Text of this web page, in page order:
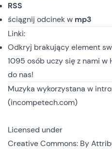
RSS
ściągnij odcinekw mp3
Linki:
Odkryj brakujący element
1095 osób uczy się z nami w
do nas!
Muzyka wykorzystana w
(incompetech.com)
Licensed under
Creative Commons: By